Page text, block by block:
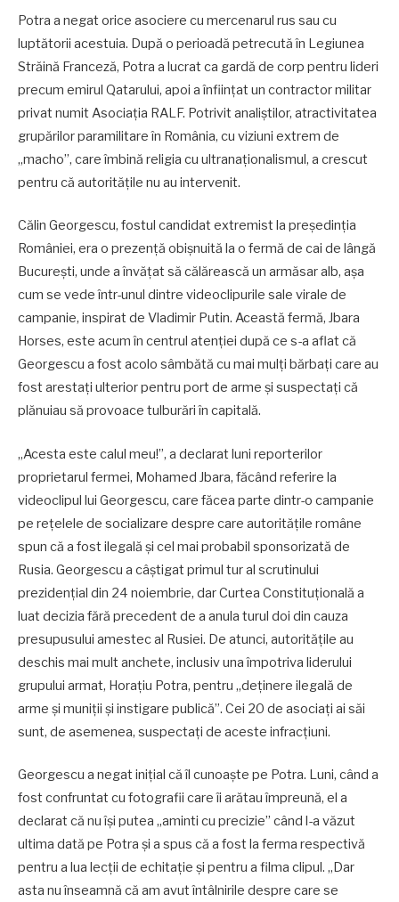
Potra a negat orice asociere cu mercenarul rus sau cu
luptătorii acestuia. După o perioadă petrecută în Legiunea
Străină Franceză, Potra a lucrat ca gardă de corp pentru lideri
precum emirul Qatarului, apoi a înființat un contractor militar
privat numit Asociația RALF. Potrivit analiștilor, atractivitatea
grupărilor paramilitare în România, cu viziuni extrem de
„macho”, care îmbină religia cu ultranaționalismul, a crescut
pentru că autoritățile nu au intervenit.
Călin Georgescu, fostul candidat extremist la președinția
României, era o prezență obișnuită la o fermă de cai de lângă
București, unde a învățat să călărească un armăsar alb, așa
cum se vede într-unul dintre videoclipurile sale virale de
campanie, inspirat de Vladimir Putin. Această fermă, Jbara
Horses, este acum în centrul atenției după ce s-a aflat că
Georgescu a fost acolo sâmbătă cu mai mulți bărbați care au
fost arestați ulterior pentru port de arme și suspectați că
plănuiau să provoace tulburări în capitală.
„Acesta este calul meu!”, a declarat luni reporterilor
proprietarul fermei, Mohamed Jbara, făcând referire la
videoclipul lui Georgescu, care făcea parte dintr-o campanie
pe rețelele de socializare despre care autoritățile române
spun că a fost ilegală și cel mai probabil sponsorizată de
Rusia. Georgescu a câștigat primul tur al scrutinului
prezidențial din 24 noiembrie, dar Curtea Constituțională a
luat decizia fără precedent de a anula turul doi din cauza
presupusului amestec al Rusiei. De atunci, autoritățile au
deschis mai mult anchete, inclusiv una împotriva liderului
grupului armat, Horațiu Potra, pentru „deținere ilegală de
arme și muniții și instigare publică”. Cei 20 de asociați ai săi
sunt, de asemenea, suspectați de aceste infracțiuni.
Georgescu a negat inițial că îl cunoaște pe Potra. Luni, când a
fost confruntat cu fotografii care îi arătau împreună, el a
declarat că nu își putea „aminti cu precizie” când l-a văzut
ultima dată pe Potra și a spus că a fost la ferma respectivă
pentru a lua lecții de echitație și pentru a filma clipul. „Dar
asta nu înseamnă că am avut întâlnirile despre care se